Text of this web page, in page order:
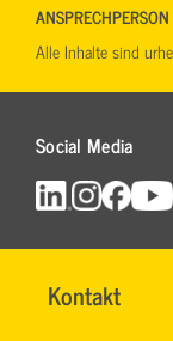
Kontakt
TEAM
Name*
Social Media
Alle Inhalte sind